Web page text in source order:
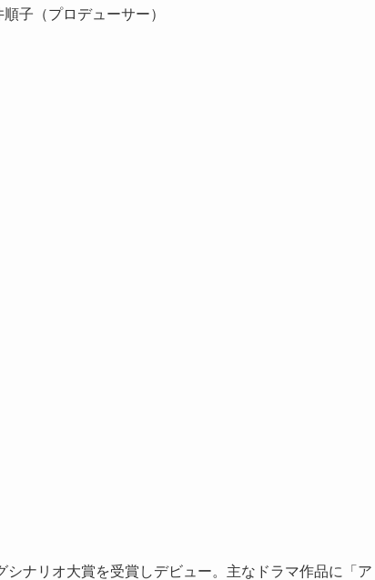
子（プロデューサー）
ナリオ大賞を受賞しデビュー。主なドラマ作品に「ア